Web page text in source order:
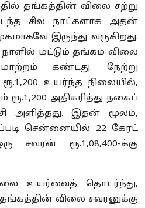
தங்கத்தின் விலை சற்று
கடந்த சில நாட்களாக அதன்
இருந்து வருகிறது.
மட்டும் தங்கம் விலை
கண்டது. நேற்று
உயர்ந்த நிலையில்,
அதிகரித்து நகைப்
அளித்தது. இதன் மூலம்,
சென்னையில் 22 கேரட்
ரூ.1,08,400-க்கு
உயர்வைத் தொடர்ந்து,
விலை சவரனுக்கு